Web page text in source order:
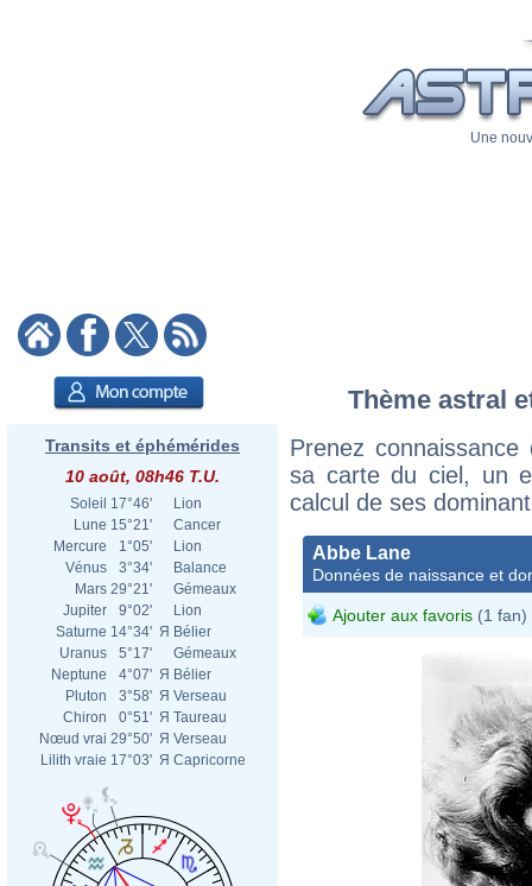
Une
Transits et éphémérides
10 août, 08h46 T.U.
Soleil 17°46'
Lion
Lune 15°21'
Cancer
Mercure
1°05'
Lion
Vénus
3°34'
Balance
Mars 29°21'
Gémeaux
Jupiter
9°02'
Lion
Saturne 14°34' Я Bélier
Uranus
5°17'
Gémeaux
Neptune
4°07' Я Bélier
Pluton
3°58' Я Verseau
Chiron
0°51' Я Taureau
Nœud vrai 29°50' Я Verseau
Lilith vraie 17°03' Я Capricorne
Thème astral
Prenez
sa carte du ciel, un
calcul de ses
Abbe Lane
Données de naissance et
Ajouter aux favoris (1 fan)